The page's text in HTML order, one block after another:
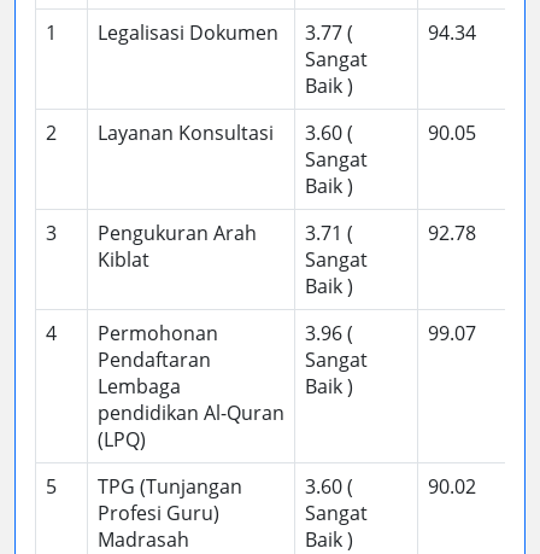
1
Legalisasi Dokumen
3.77 (
Sangat
Baik )
94.34
2 Layanan Konsultasi
3.60 (
Sangat
Baik )
90.05
3
Pengukuran Arah
Kiblat
3.71 (
Sangat
Baik )
92.78
4
Permohonan
Pendaftaran
Lembaga
pendidikan Al-Quran
(LPQ)
3.96 (
Sangat
Baik )
99.07
5
TPG (Tunjangan
Profesi Guru)
Madrasah
3.60 (
Sangat
Baik )
90.02